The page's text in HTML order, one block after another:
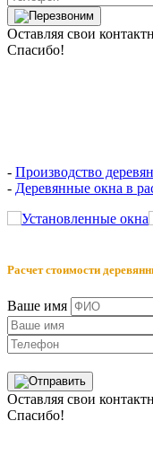
Оставляя свои
Спасибо!
- Производство
- Деревянные окна в
Расчет стоимости
Ваше имя
Оставляя свои
Спасибо!